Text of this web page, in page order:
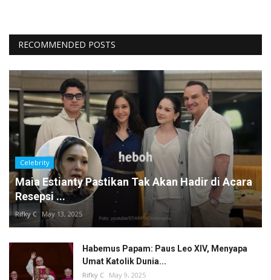
RECOMMENDED POSTS
Celebrity
Maia Estianty Pastikan Tak Akan Hadir di Acara
Resepsi ...
Rifky C May 13, 2025
Habemus Papam: Paus Leo XIV, Menyapa
Umat Katolik Dunia...
Rifky C May 9, 2025